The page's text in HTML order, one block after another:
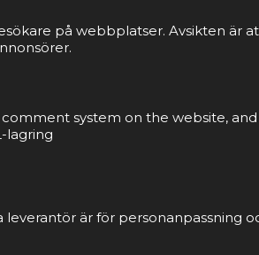
på webbplatser. Avsikten är
system on the website,
lagring
leverantör är för